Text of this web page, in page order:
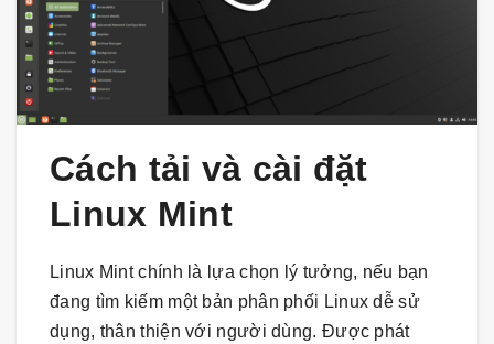
Cách tải và cài đặt
Linux Mint
Linux Mint chính là lựa chọn lý tưởng, nếu bạn
đang tìm kiếm một bản phân phối Linux dễ sử
dụng, thân thiện với người dùng. Được phát